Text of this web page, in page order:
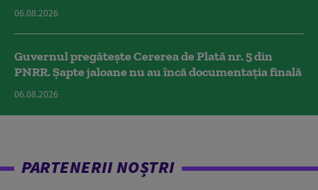
06.08.2026
Guvernul pregătește Cererea de Plată nr. 5 din
PNRR. Șapte jaloane nu au încă documentația finală
06.08.2026
PARTENERII NOȘTRI